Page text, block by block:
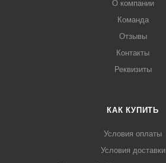
О компании
Команда
Отзывы
Контакты
Реквизиты
КАК КУПИТЬ
Условия оплаты
Условия доставки